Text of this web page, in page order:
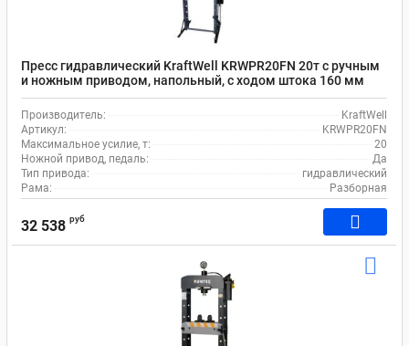
Пресс гидравлический KraftWell KRWPR20FN 20т с ручным
и ножным приводом, напольный, с ходом штока 160 мм
Производитель:
KraftWell
Артикул:
KRWPR20FN
Максимальное усилие, т:
20
Ножной привод, педаль:
Да
Тип привода:
гидравлический
Рама:
Разборная
32 538 руб